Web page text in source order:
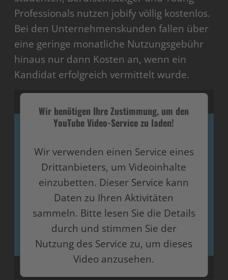
Professionals nutzen jobify völlig kostenlos.
Bei den Unternehmenskunden fallen über
eine geringe monatliche Nutzungsgebühr
hinaus nur dann Kosten an, wenn ein
Kandidat erfolgreich vermittelt wurde.
Wir benötigen Ihre Zustimmung, um den
YouTube Video-Service zu laden!
Wir verwenden einen Service eines
Drittanbieters, um Videoinhalte
einzubetten. Dieser Service kann
Daten zu Ihren Aktivitäten
sammeln. Bitte lesen Sie die Details
durch und stimmen Sie der
Nutzung des Service zu, um dieses
Video anzusehen.